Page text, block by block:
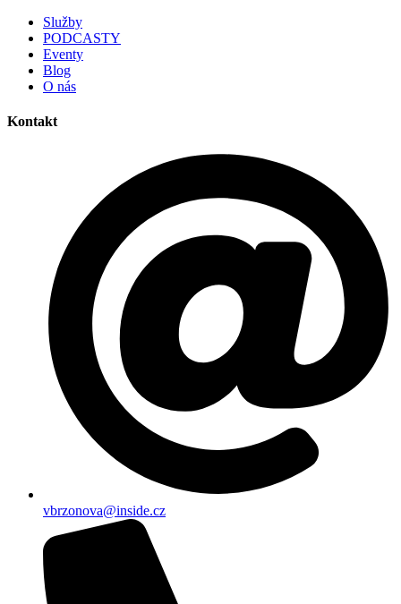
Služby
PODCASTY
Eventy
Blog
O nás
Kontakt
vbrzonova@inside.cz